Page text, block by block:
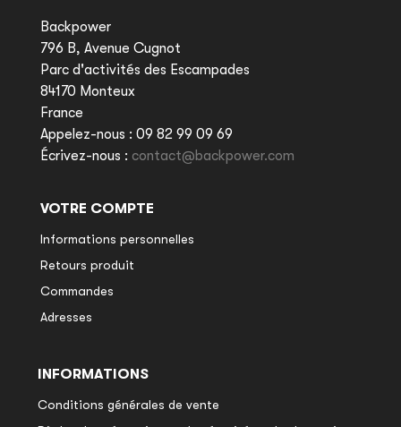
Backpower
796 B, Avenue Cugnot
Parc d'activités des Escampades
84170 Monteux
France
Appelez-nous : 09 82 99 09 69
Écrivez-nous : contact@backpower.com
VOTRE COMPTE
Informations personnelles
Retours produit
Commandes
Adresses
INFORMATIONS
Conditions générales de vente